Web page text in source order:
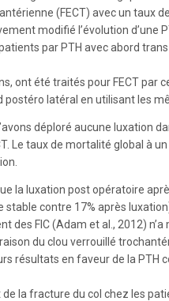
(FECT) avec un taux
modifié l’évolution d’une
par PTH avec abord
ont été traités pour FECT par
postéro latéral en utilisant les
déploré aucune luxation
Le taux de mortalité global à
la luxation post opératoire
contre 17% après
des FIC (Adam et al., 2012)
du clou verrouillé
résultats en faveur de la PTH
la fracture du col chez les